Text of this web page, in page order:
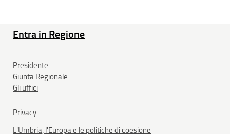
Entra in Regione
Presidente
Giunta Regionale
Gli uffici
Privacy
L'Umbria, l'Europa e le politiche di coesione